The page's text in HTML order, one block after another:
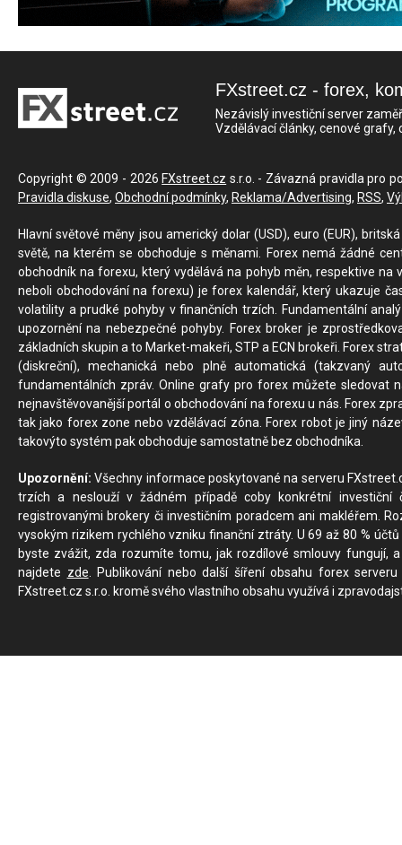
FXstreet.cz - forex,
Nezávislý investiční server
Vzdělávací články, cenové
Copyright © 2009 - 2026 FXstreet.cz s.r.o. - Závazná pravidla pro
Pravidla diskuse, Obchodní podmínky, Reklama/Advertising, RSS,
Hlavní světové měny jsou americký dolar (USD), euro (EUR),
světě, na kterém se obchoduje s měnami. Forex nemá žádné
obchodník na forexu, který vydělává na pohyb měn, respektive
neboli obchodování na forexu) je forex kalendář, který ukazuje
volatility a prudké pohyby v finančních trzích. Fundamentální
upozornění na nebezpečné pohyby. Forex broker je
základních skupin a to Market-makeři, STP a ECN brokeři. Forex
(diskreční), mechanická nebo plně automatická (takzvaný
fundamentálních zpráv. Online grafy pro forex můžete sledovat
nejnavštěvovanější portál o obchodování na forexu u nás. Forex
tak jako forex zone nebo vzdělávací zóna. Forex robot je jiný
takovýto systém pak obchoduje samostatně bez obchodníka.
Upozornění: Všechny informace poskytované na serveru
trzích a neslouží v žádném případě coby konkrétní investiční
registrovanými brokery či investičním poradcem ani makléřem.
vysokým rizikem rychlého vzniku finanční ztráty. U 69 až 80 %
byste zvážit, zda rozumíte tomu, jak rozdílové smlouvy fungují,
najdete zde. Publikování nebo další šíření obsahu forex
FXstreet.cz s.r.o. kromě svého vlastního obsahu využívá i